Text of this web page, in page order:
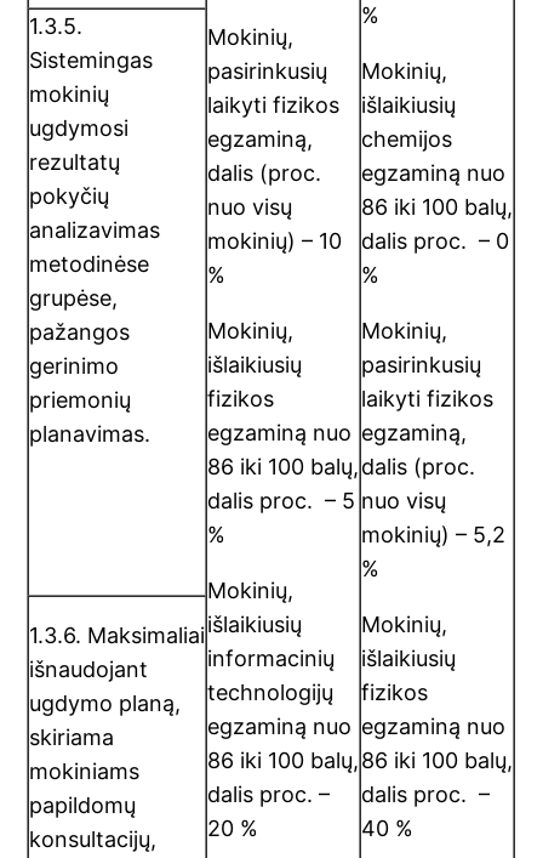
Mokinių,
pasirinkusių
laikyti fizikos
egzaminą,
dalis (proc.
nuo visų
mokinių) – 10
%
Mokinių,
išlaikiusių
fizikos
egzaminą nuo
86 iki 100 balų,
dalis proc. – 5
%
Mokinių,
išlaikiusių
informacinių
technologijų
egzaminą nuo
86 iki 100 balų,
dalis proc. –
20 %
%
Mokinių,
išlaikiusių
chemijos
egzaminą nuo
86 iki 100 balų,
dalis proc. – 0
%
Mokinių,
pasirinkusių
laikyti fizikos
egzaminą,
dalis (proc.
nuo visų
mokinių) – 5,2
%
Mokinių,
išlaikiusių
fizikos
egzaminą nuo
86 iki 100 balų,
dalis proc. –
40 %
1.3.5.
Sistemingas
mokinių
ugdymosi
rezultatų
pokyčių
analizavimas
metodinėse
grupėse,
pažangos
gerinimo
priemonių
planavimas.
1.3.6. Maksimaliai
išnaudojant
ugdymo planą,
skiriama
mokiniams
papildomų
konsultacijų,